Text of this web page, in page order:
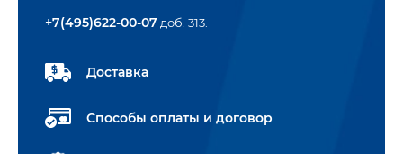
+7(495)622-00-07 доб. 313.
Доставка
Способы оплаты и договор